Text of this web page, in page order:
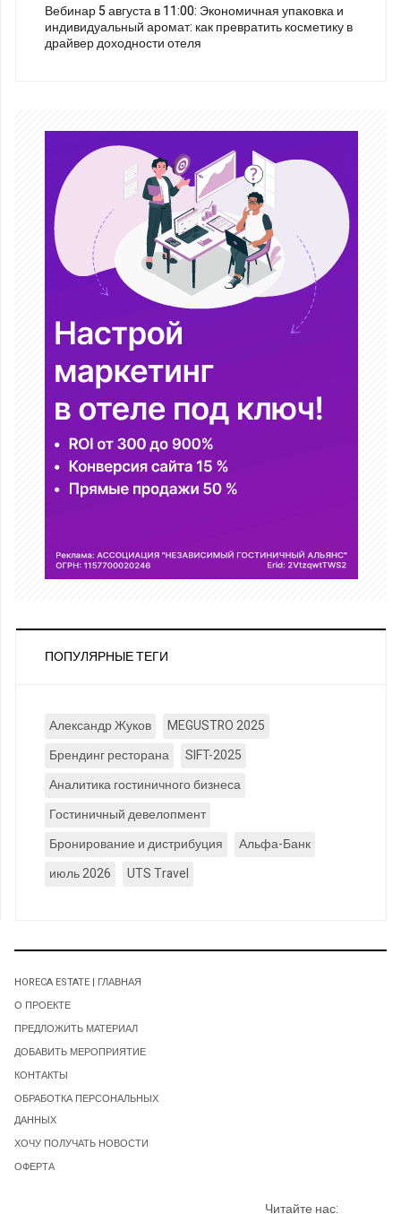
Вебинар 5 августа в 11:00: Экономичная упаковка и
индивидуальный аромат: как превратить косметику в
драйвер доходности отеля
ПОПУЛЯРНЫЕ ТЕГИ
Александр Жуков
MEGUSTRO 2025
Брендинг ресторана
SIFT-2025
Аналитика гостиничного бизнеса
Гостиничный девелопмент
Бронирование и дистрибуция
Альфа-Банк
июль 2026
UTS Travel
HORECA ESTATE | ГЛАВНАЯ
О ПРОЕКТЕ
ПРЕДЛОЖИТЬ МАТЕРИАЛ
ДОБАВИТЬ МЕРОПРИЯТИЕ
КОНТАКТЫ
ОБРАБОТКА ПЕРСОНАЛЬНЫХ
ДАННЫХ
ХОЧУ ПОЛУЧАТЬ НОВОСТИ
ОФЕРТА
Читайте нас: